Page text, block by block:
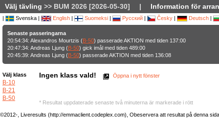
Välj tävling >> BUM 2026 [2026-05-30] | Information för
| Svenska | English | Suomeksi | Русский | Česky | Deutsch |
Senaste passeringarna
20:54:34: Alexandros Mourtzis (B-50) passerade AKTION med tiden 137:00
20:47:34: Andreas Ljung (B-50) gick imål med tiden 489:00
20:45:39: Andreas Ljung (B-50) passerade AKTION med tiden 136:08
Välj klass
B-10
B-21
B-50
Ingen klass vald! Öppna i nytt fönster
* Resultat uppdaterade senaste två minuterna är markerade i rött
©2012-, Liveresults (http://emmaclient.codeplex.com), Obeservera att resultat på denna